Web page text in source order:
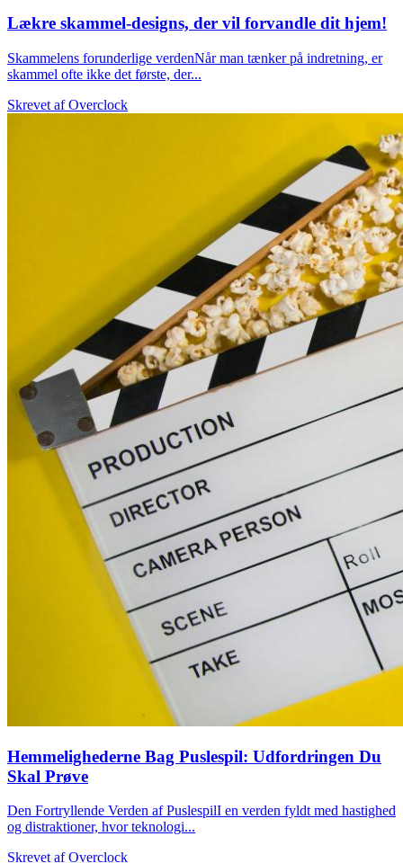
Lækre skammel-designs, der vil forvandle dit hjem!
Skammelens forunderlige verdenNår man tænker på indretning, er
skammel ofte ikke det første, der...
Skrevet afOverclock
Hemmelighederne Bag Puslespil: Udfordringen Du
Skal Prøve
Den Fortryllende Verden af PuslespilI en verden fyldt med hastighed
og distraktioner, hvor teknologi...
Skrevet afOverclock